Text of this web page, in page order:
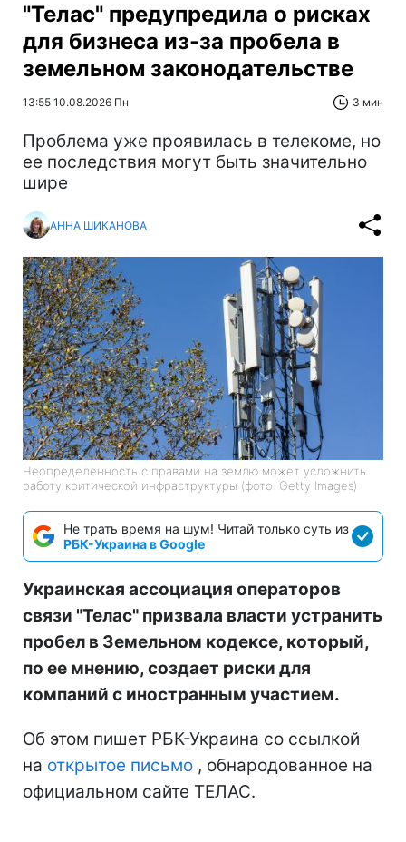
"Телас" предупредила о рисках
для бизнеса из-за пробела в
земельном законодательстве
13:55 10.08.2026 Пн 3 мин
Проблема уже проявилась в телекоме, но
ее последствия могут быть значительно
шире
АННА ШИКАНОВА
Неопределенность с правами на землю может усложнить
работу критической инфраструктуры (фото: Getty Images)
Не трать время на шум! Читай только суть из
РБК-Украина в Google
Украинская ассоциация операторов
связи "Телас" призвала власти устранить
пробел в Земельном кодексе, который,
по ее мнению, создает риски для
компаний с иностранным участием.
Об этом пишет РБК-Украина со ссылкой
на открытое письмо , обнародованное на
официальном сайте ТЕЛАС.